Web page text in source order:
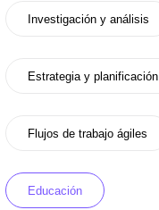
Investigación y análisis
Estrategia y planificación
Flujos de trabajo ágiles
Educación